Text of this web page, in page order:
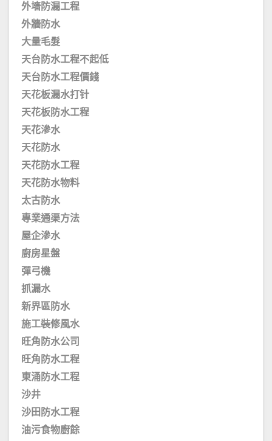
外墻防漏工程
外牆防水
大量毛髮
天台防水工程不起低
天台防水工程價錢
天花板漏水打针
天花板防水工程
天花滲水
天花防水
天花防水工程
天花防水物料
太古防水
專業通渠方法
屋企滲水
廚房星盤
彈弓機
抓漏水
新界區防水
施工裝修風水
旺角防水公司
旺角防水工程
東涌防水工程
沙井
沙田防水工程
油污食物廚餘